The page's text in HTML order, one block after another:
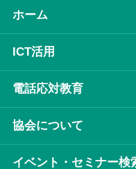
ホーム
ICT活⽤
電話応対教育
協会について
イベント・セミナー検